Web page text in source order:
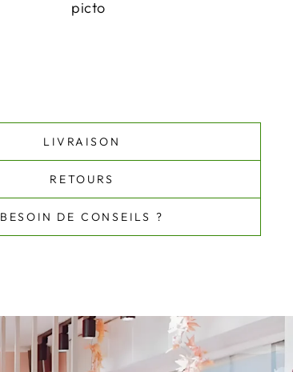
LIVRAISON
RETOURS
BESOIN DE CONSEILS ?